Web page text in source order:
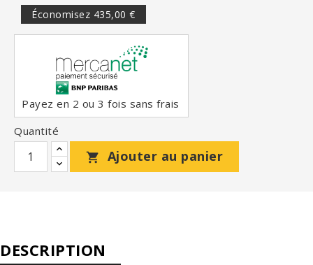
Économisez 435,00 €
Payez en 2 ou 3 fois sans frais
Quantité

Ajouter au panier
DESCRIPTION